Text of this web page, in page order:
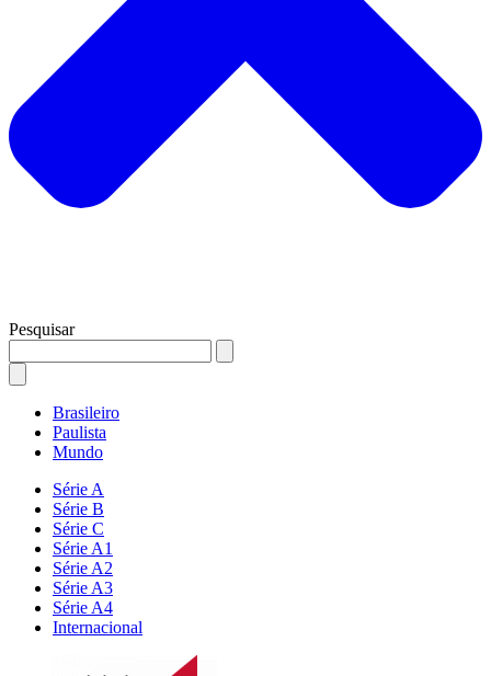
Pesquisar
Brasileiro
Paulista
Mundo
Série A
Série B
Série C
Série A1
Série A2
Série A3
Série A4
Internacional